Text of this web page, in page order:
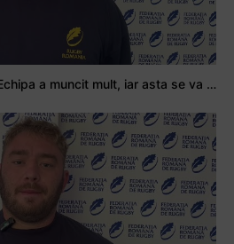
Stejarul Logan Weidner: Echipa a muncit mult, iar asta se va vedea în meciurile de la Nations Cup